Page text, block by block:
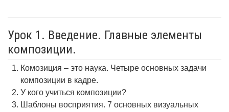
Урок 1. Введение. Главные элементы
композиции.
Комозиция – это наука. Четыре основных задачи
композиции в кадре.
У кого учиться композиции?
Шаблоны восприятия. 7 основных визуальных